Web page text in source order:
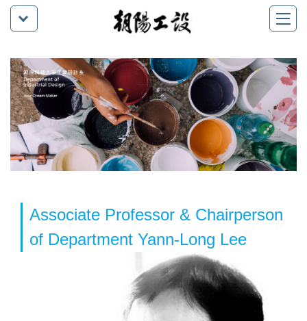
Associate Professor & Chairperson
of Department Yann-Long Lee